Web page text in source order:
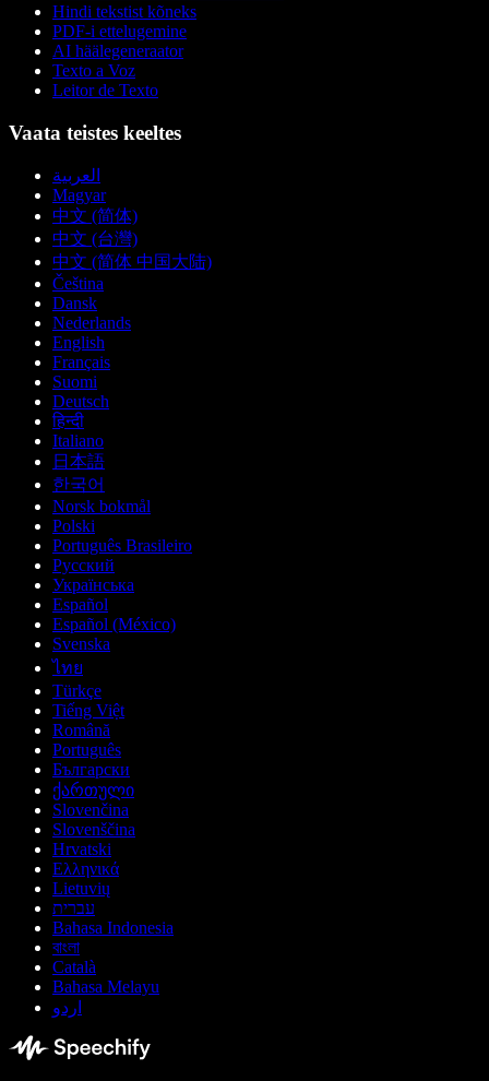
Hindi tekstist kõneks
PDF-i ettelugemine
AI häälegeneraator
Texto a Voz
Leitor de Texto
Vaata teistes keeltes
العربية
Magyar
中文 (简体)
中文 (台灣)
中文 (简体 中国大陆)
Čeština
Dansk
Nederlands
English
Français
Suomi
Deutsch
हिन्दी
Italiano
日本語
한국어
Norsk bokmål
Polski
Português Brasileiro
Русский
Українська
Español
Español (México)
Svenska
ไทย
Türkçe
Tiếng Việt
Română
Português
Български
ქართული
Slovenčina
Slovenščina
Hrvatski
Ελληνικά
Lietuvių
עברית
Bahasa Indonesia
বাংলা
Català
Bahasa Melayu
اردو